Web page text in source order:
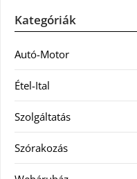
Kategóriák
Autó-Motor
Étel-Ital
Szolgáltatás
Szórakozás